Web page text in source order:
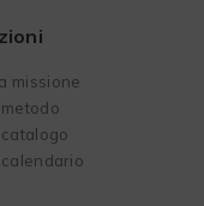
missione